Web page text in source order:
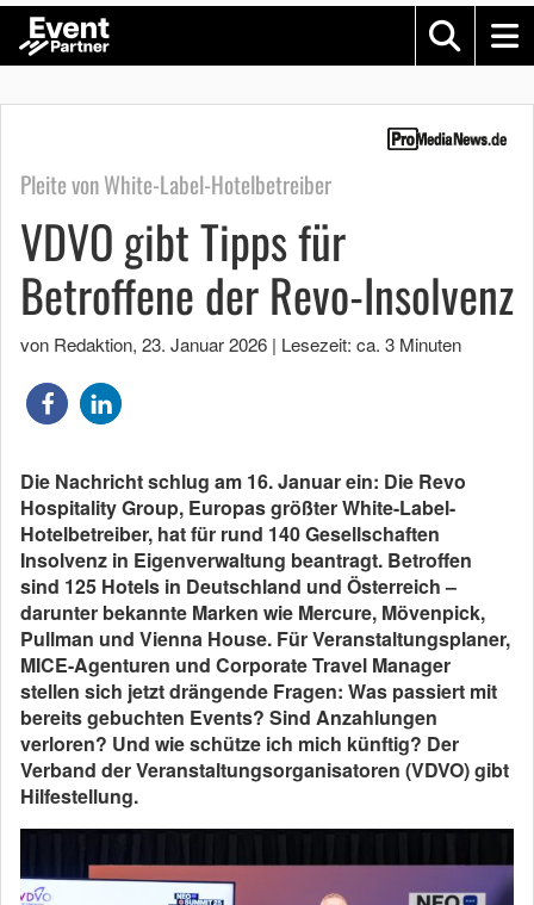
Pleite von White-Label-Hotelbetreiber
VDVO gibt Tipps für
Betroffene der Revo-Insolvenz
von Redaktion, 23. Januar 2026 | Lesezeit: ca. 3 Minuten
Die Nachricht schlug am 16. Januar ein: Die Revo
Hospitality Group, Europas größter White-Label-
Hotelbetreiber, hat für rund 140 Gesellschaften
Insolvenz in Eigenverwaltung beantragt. Betroffen
sind 125 Hotels in Deutschland und Österreich –
darunter bekannte Marken wie Mercure, Mövenpick,
Pullman und Vienna House. Für Veranstaltungsplaner,
MICE-Agenturen und Corporate Travel Manager
stellen sich jetzt drängende Fragen: Was passiert mit
bereits gebuchten Events? Sind Anzahlungen
verloren? Und wie schütze ich mich künftig? Der
Verband der Veranstaltungsorganisatoren (VDVO) gibt
Hilfestellung.